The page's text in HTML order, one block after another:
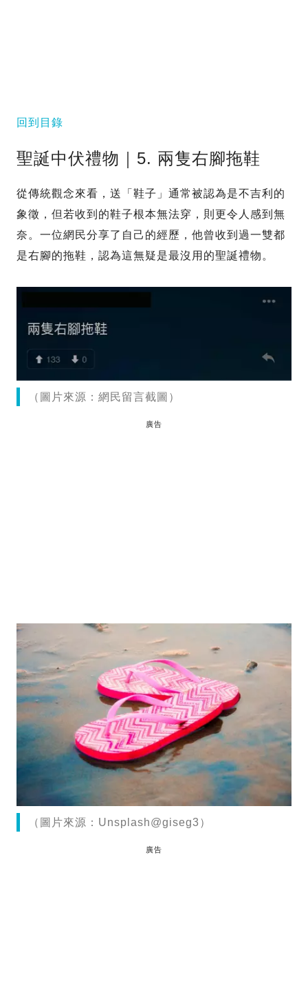
回到目錄
聖誕中伏禮物｜5. 兩隻右腳拖鞋
從傳統觀念來看，送「鞋子」通常被認為是不吉利的
象徵，但若收到的鞋子根本無法穿，則更令人感到無
奈。一位網民分享了自己的經歷，他曾收到過一雙都
是右腳的拖鞋，認為這無疑是最沒用的聖誕禮物。
（圖片來源：網民留言截圖）
廣告
（圖片來源：Unsplash@giseg3）
廣告